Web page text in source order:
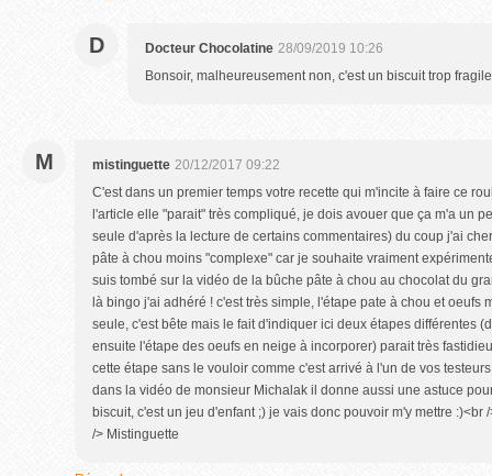
D Docteur Chocolatine 28/09/2019 10:26
Bonsoir, malheureusement non, c'est un biscuit trop
M mistinguette 20/12/2017 09:22
C'est dans un premier temps votre recette qui m'incite à faire ce
l'article elle "parait" très compliqué, je dois avouer que ça m'a un
seule d'après la lecture de certains commentaires) du coup j'ai
pâte à chou moins "complexe" car je souhaite vraiment
suis tombé sur la vidéo de la bûche pâte à chou au chocolat du
là bingo j'ai adhéré ! c'est très simple, l'étape pate à chou et oeufs
seule, c'est bête mais le fait d'indiquer ici deux étapes différentes
ensuite l'étape des oeufs en neige à incorporer) parait très
cette étape sans le vouloir comme c'est arrivé à l'un de vos
dans la vidéo de monsieur Michalak il donne aussi une astuce
biscuit, c'est un jeu d'enfant ;) je vais donc pouvoir m'y mettre :)<br
/> Mistinguette